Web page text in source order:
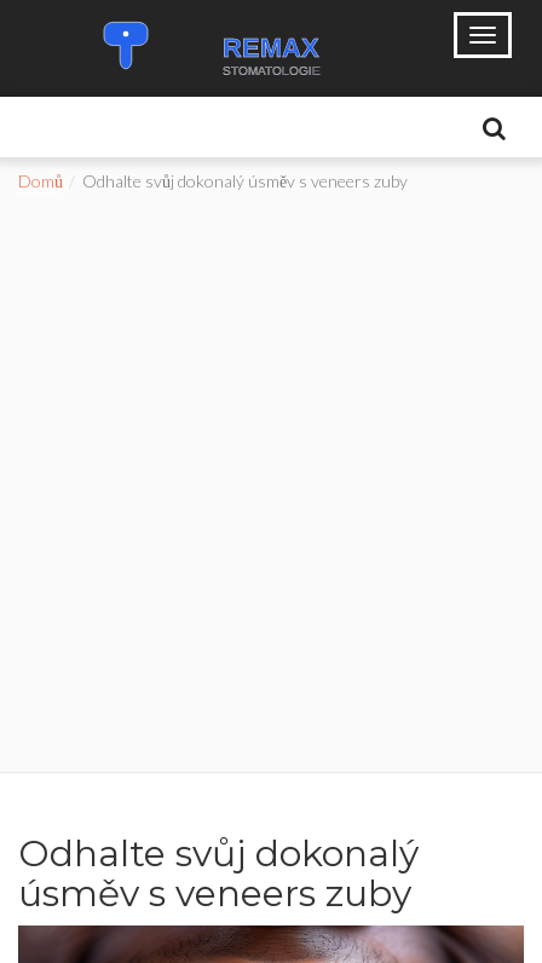
Domů Odhalte svůj dokonalý úsměv s veneers zuby
Odhalte svůj dokonalý
úsměv s veneers zuby